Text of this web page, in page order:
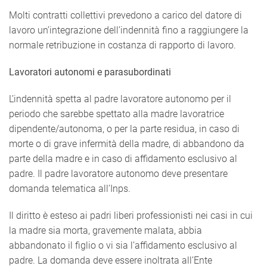
Molti contratti collettivi prevedono a carico del datore di
lavoro un’integrazione dell’indennità fino a raggiungere la
normale retribuzione in costanza di rapporto di lavoro.
Lavoratori autonomi e parasubordinati
L’indennità spetta al padre lavoratore autonomo per il
periodo che sarebbe spettato alla madre lavoratrice
dipendente/autonoma, o per la parte residua, in caso di
morte o di grave infermità della madre, di abbandono da
parte della madre e in caso di affidamento esclusivo al
padre. Il padre lavoratore autonomo deve presentare
domanda telematica all’Inps.
Il diritto è esteso ai padri liberi professionisti nei casi in cui
la madre sia morta, gravemente malata, abbia
abbandonato il figlio o vi sia l’affidamento esclusivo al
padre. La domanda deve essere inoltrata all’Ente